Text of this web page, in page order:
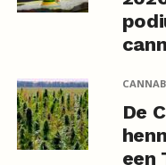
De
een